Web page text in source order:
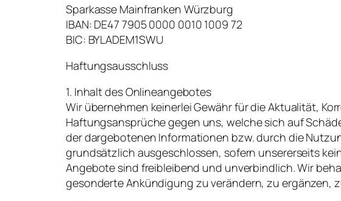
Sparkasse Mainfranken Würzburg
IBAN: DE47 7905 0000 0010 1009 72
BIC: BYLADEM1SWU
Haftungsausschluss
1. Inhalt des Onlineangebotes
Wir übernehmen keinerlei Gewähr für die Aktualität,
Haftungsansprüche gegen uns, welche sich auf
der dargebotenen Informationen bzw. durch die
grundsätzlich ausgeschlossen, sofern unsererseits
Angebote sind freibleibend und unverbindlich. Wir
gesonderte Ankündigung zu verändern, zu ergänzen,